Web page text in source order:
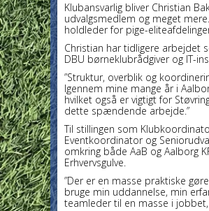
Klubansvarlig bliver Christian
udvalgsmedlem og meget
holdleder for pige-
Christian har tidligere arbejdet
DBU børneklubrådgiver og IT-
”Struktur, overblik og
Igennem mine mange år i
hvilket også er vigtigt for
dette spændende arbejde.”
Til stillingen som
Eventkoordinator og
omkring både AaB og Aalborg
Erhvervsgulve.
”Der er en masse praktiske
bruge min uddannelse, min
teamleder til en masse i